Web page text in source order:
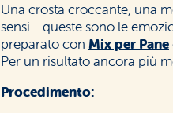
Una crosta croccante, una
sensi… queste sono le
preparato con Mix per Pane
Per un risultato ancora più
Procedimento: